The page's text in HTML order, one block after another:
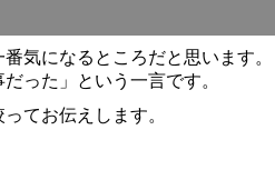
気になるところだと思います。
った」という一言です。
てお伝えします。